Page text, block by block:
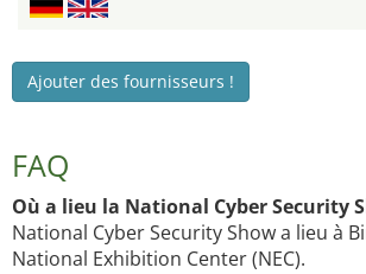
Ajouter des fournisseurs !
FAQ
Où a lieu la National Cyber Security
National Cyber Security Show a lieu à
National Exhibition Center (NEC).